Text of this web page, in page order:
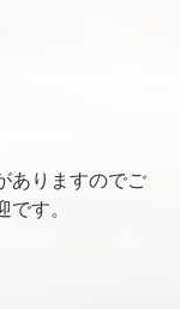
ありますのでご
す。